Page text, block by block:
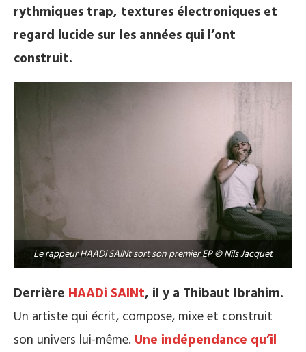
rythmiques trap, textures électroniques et
regard lucide sur les années qui l’ont
construit.
Le rappeur HAADi SAINt sort son premier EP © Nils Jacquet
Derrière HAADi SAINt, il y a Thibaut Ibrahim.
Un artiste qui écrit, compose, mixe et construit
son univers lui-même. Une indépendance qu’il